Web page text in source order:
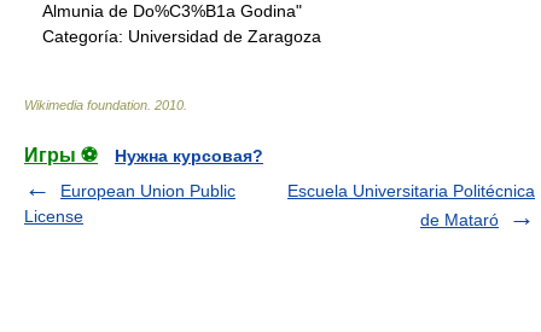
Almunia de Do%C3%B1a Godina"
Categoría: Universidad de Zaragoza
Wikimedia foundation 2010
Игры ⚽
Нужна курсовая?
European Union Public
License
Escuela Universitaria Politécnica
de Mataró